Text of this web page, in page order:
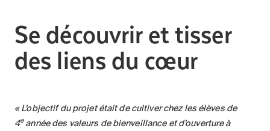
Se découvrir et tisser
des liens du cœur
« L’objectif du projet était de cultiver chez les élèves de
4eannée des valeurs de bienveillance et d’ouverture à